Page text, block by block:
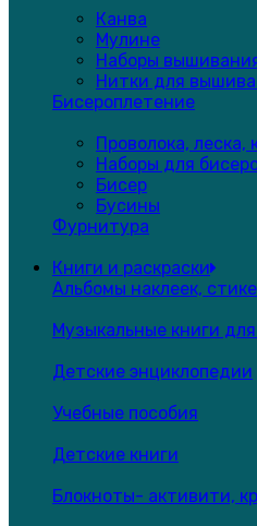
Канва
Мулине
Наборы
Нитки для
Бисероплетение
Проволока, леска,
Наборы для
Бисер
Бусины
Фурнитура
Книги и раскраски
Альбомы наклеек,
Музыкальные книги
Детские энциклопедии
Учебные пособия
Детские книги
Блокноты- активити,